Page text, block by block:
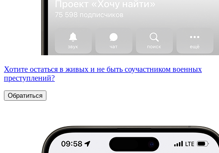
Хотите остаться в живых и не быть соучастником военных
преступлений?
Обратиться